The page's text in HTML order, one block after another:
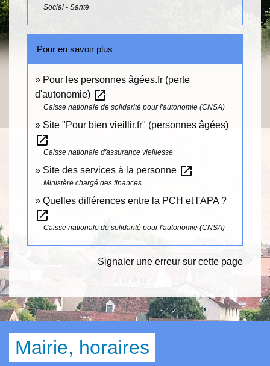
Social - Santé
Pour en savoir plus
Pour les personnes âgées.fr (perte
d'autonomie) open_in_new
Caisse nationale de solidarité pour l'autonomie (CNSA)
Site "Pour bien vieillir.fr" (personnes âgées)
open_in_new
Caisse nationale d'assurance vieillesse
Site des services à la personne open_in_new
Ministère chargé des finances
Quelles différences entre la PCH et l'APA ?
open_in_new
Caisse nationale de solidarité pour l'autonomie (CNSA)
Signaler une erreur sur cette page
Mairie, horaires